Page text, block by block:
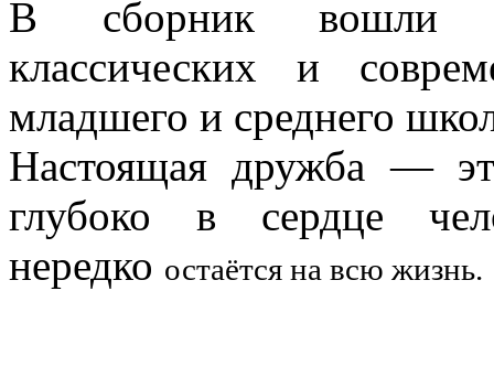
В сборник вошли
классических и
младшего и среднего
Настоящая дружба —
глубоко в сердце
нередко остаётся на всю жизнь.